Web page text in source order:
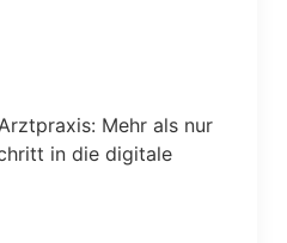
Mehr als nur
in die digitale